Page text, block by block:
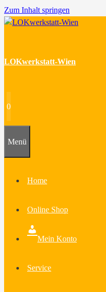
Zum Inhalt springen
LOKwerkstatt-Wien
0
Menü
Home
Online Shop
Mein Konto
Service